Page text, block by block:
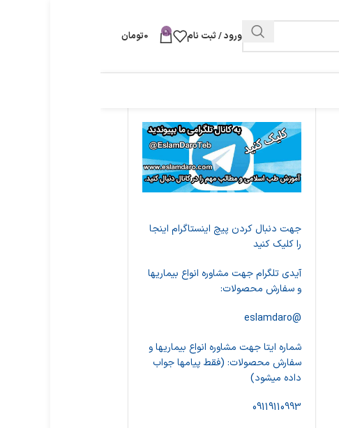
ورود / ثبت نام 0
0تومان
جهت دنبال کردن پیچ اینستاگرام اینجا
را کلیک کنید
آیدی تلگرام جهت مشاوره انواع بیماریها
و سفارش محصولات:
@eslamdaro
شماره ایتا جهت مشاوره انواع بیماریها و
سفارش محصولات: (فقط پیامها جواب
داده میشود)
09119110993